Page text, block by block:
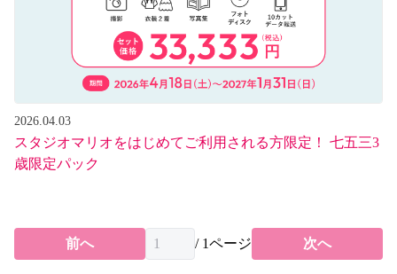
2026.04.03
スタジオマリオをはじめてご利用される方限定！ 七五三3
歳限定パック
前へ / 1ページ 次へ